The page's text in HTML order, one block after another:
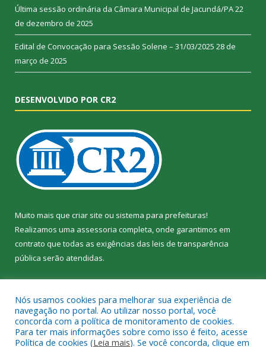
Última sessão ordinária da Câmara Municipal de Jacundá/PA22
de dezembro de 2025
Edital de Convocação para Sessão Solene – 31/03/2025 28 de
março de 2025
DESENVOLVIDO POR CR2
Muito mais que criar site ou sistema para prefeituras!
Realizamos uma assessoria completa, onde garantimos em
contrato que todas as exigências das leis de transparência
pública serão atendidas.
Nós usamos cookies para melhorar sua experiência de
navegação no portal. Ao utilizar nosso portal, você
concorda com a política de monitoramento de cookies.
Para ter mais informações sobre como isso é feito, acesse
Política de cookies (Leia mais). Se você concorda, clique em